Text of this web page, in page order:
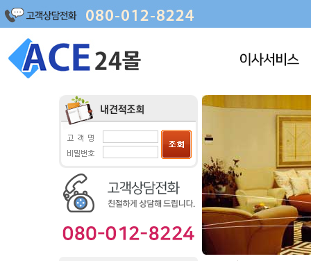
포장이사
원룸이사
사무실이사
보관이사